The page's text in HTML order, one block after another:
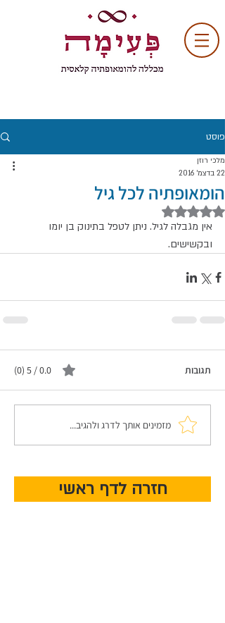
פוסט
הומאופתיה לכל גיל
מלכי רוזן
22 בדצמ׳ 2016
דירוג של NaN מתוך 5 כוכבים
אין מגבלה לגיל. ניתן לטפל בתינוק בן יומו
ובקשישים.
תגובות 0.0 / 5 ‏(0)
מזמינים אותך לדרג ולהגיב...
חזרה לדף ראשי